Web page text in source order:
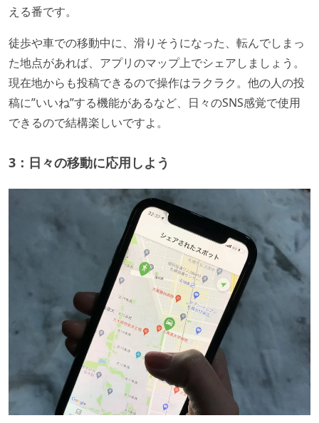
える番です。
徒歩や車での移動中に、滑りそうになった、転んでしまっ
た地点があれば、アプリのマップ上でシェアしましょう。
現在地からも投稿できるので操作はラクラク。他の人の投
稿に”いいね”する機能があるなど、日々のSNS感覚で使用
できるので結構楽しいですよ。
3：日々の移動に応用しよう